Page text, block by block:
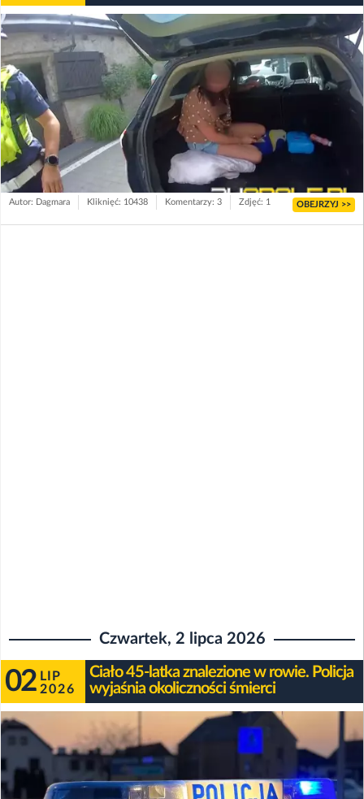
Autor: Dagmara Kliknięć: 10438 Komentarzy: 3 Zdjęć: 1 OBEJRZYJ >>
Czwartek, 2 lipca 2026
02 LIP
2026
Ciało 45-latka znalezione w rowie. Policja
wyjaśnia okoliczności śmierci